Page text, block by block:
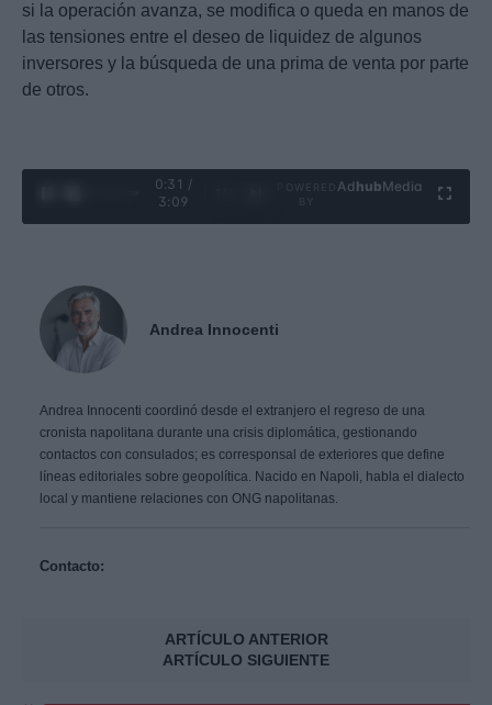
si la operación avanza, se modifica o queda en manos de
las tensiones entre el deseo de liquidez de algunos
inversores y la búsqueda de una prima de venta por parte
de otros.
0:32 /
3:09
Ad hubMedia
Andrea Innocenti
Andrea Innocenti coordinó desde el extranjero el regreso de una
cronista napolitana durante una crisis diplomática, gestionando
contactos con consulados; es corresponsal de exteriores que define
líneas editoriales sobre geopolítica. Nacido en Napoli, habla el dialecto
local y mantiene relaciones con ONG napolitanas.
Contacto:
ARTÍCULO ANTERIOR
ARTÍCULO SIGUIENTE